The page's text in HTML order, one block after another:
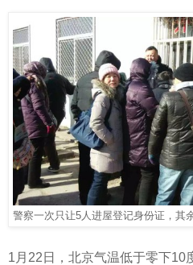
警察一次只让5 人进屋登记身份证，其
1 月 22 日，北京气温低于零下10